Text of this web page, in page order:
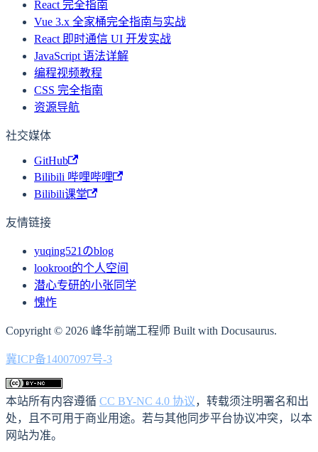
React 完全指南
Vue 3.x 全家桶完全指南与实战
React 即时通信 UI 开发实战
JavaScript 语法详解
编程视频教程
CSS 完全指南
资源导航
社交媒体
GitHub
Bilibili 哔哩哔哩
Bilibili课堂
友情链接
yuqing521のblog
lookroot的个人空间
潜心专研的小张同学
愧怍
Copyright © 2026 峰华前端工程师 Built with Docusaurus.
冀ICP备14007097号-3
本站所有内容遵循 CC BY-NC 4.0 协议，转载须注明署名和出
处，且不可用于商业用途。若与其他同步平台协议冲突，以本
网站为准。